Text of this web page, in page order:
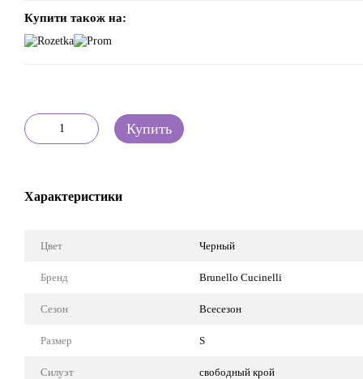
Купити також на:
Купить
Характеристики
Цвет Черный
Бренд Brunello Cucinelli
Сезон Всесезон
Размер S
Силуэт свободный крой